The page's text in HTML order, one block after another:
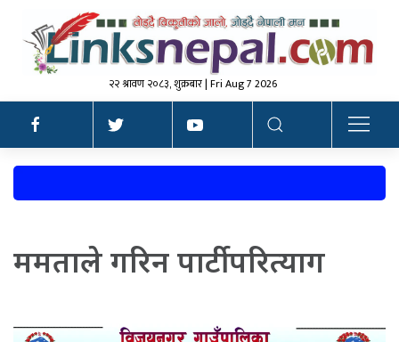
२२ श्रावण २०८३, शुक्रबार | Fri Aug 7 2026
ममताले गरिन पार्टी परित्याग